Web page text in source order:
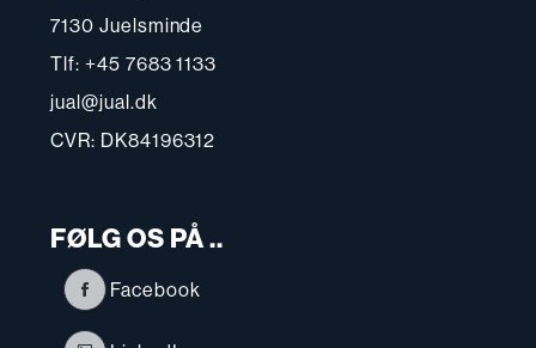
7130 Juelsminde
Tlf: +45 7683 1133
jual@jual.dk
CVR: DK84196312
FØLG OS PÅ ..
Facebook